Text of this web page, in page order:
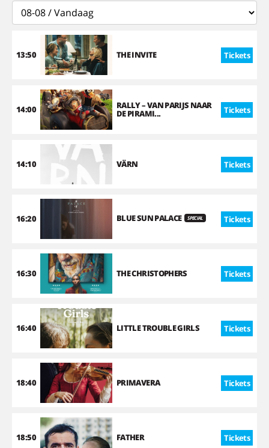
13:50 THE INVITE Tickets
14:00 RALLY – VAN PARIJS NAAR
DE PIRAMI... Tickets
14:10 VÄRN Tickets
16:20 BLUE SUN PALACE SPECIAL Tickets
16:30 THE CHRISTOPHERS Tickets
16:40 LITTLE TROUBLE GIRLS Tickets
18:40 PRIMAVERA Tickets
18:50 FATHER Tickets